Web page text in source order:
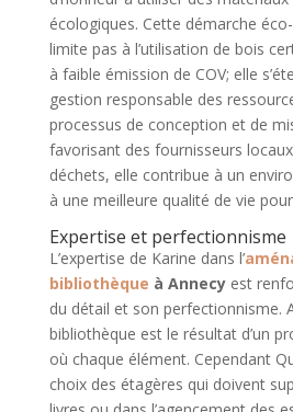
écologiques. Cette démarche
limite pas à l’utilisation de bois
à faible émission de COV; elle
gestion responsable des
processus de conception et de
favorisant des fournisseurs
déchets, elle contribue à un
à une meilleure qualité de vie
Expertise et perfectionnisme
L’expertise de Karine dans l’
bibliothèque à Annecyest
du détail et son perfectionnisme.
bibliothèque est le résultat d’un
où chaque élément. Cependant
choix des étagères qui doivent